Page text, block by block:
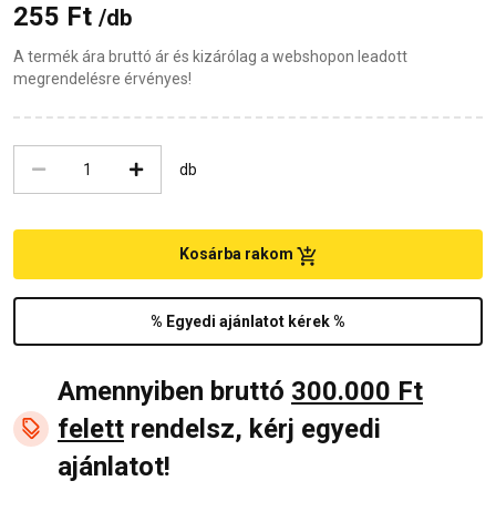
255 Ft /db
A termék ára bruttó ár és kizárólag a webshopon leadott
megrendelésre érvényes!
db
% Egyedi ajánlatot kérek %
Kosárba rakom
Amennyiben bruttó 300.000 Ft
felett rendelsz, kérj egyedi
ajánlatot!